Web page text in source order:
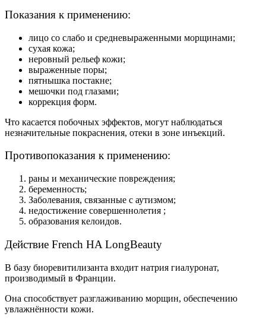
Показания к применению:
лицо со слабо и средневыраженными морщинами;
сухая кожа;
неровный рельеф кожи;
выраженные поры;
пятнышка постакне;
мешочки под глазами;
коррекция форм.
Что касается побочных эффектов, могут наблюдаться
незначительные покраснения, отеки в зоне инъекций.
Противопоказания к применению:
раны и механические повреждения;
беременность;
Заболевания, связанные с аутизмом;
недостижение совершеннолетия ;
образования келоидов.
Действие French HA LongBeauty
В базу биоревитилизанта входит натрия гиалуронат,
производимый в Франции.
Она способствует разглаживанию морщин, обеспечению
увлажнённости кожи.